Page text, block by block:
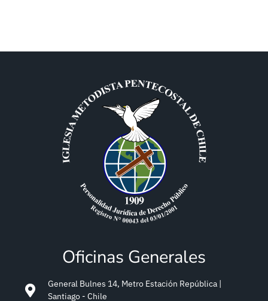
Oficinas Generales
General Bulnes 14, Metro Estación República |
Santiago - Chile